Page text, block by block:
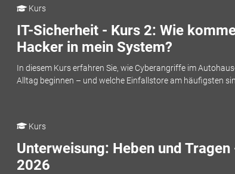
Kurs
IT-Sicherheit - Kurs 2: Wie
Hacker in mein System?
In diesem Kurs erfahren Sie, wie Cyberangriffe im
Alltag beginnen – und welche Einfallstore am häufigsten
Kurs
Unterweisung: Heben und Tragen
2026